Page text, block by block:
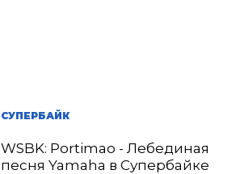
СУПЕРБАЙК
WSBK: Portimao - Лебединая
песня Yamaha в Супербайке